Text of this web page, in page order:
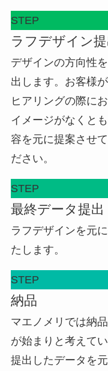
STEP
ラフデザイン提
デザインの方向性
出します。お客様
ヒアリングの際に
イメージがなくと
容を元に提案させ
ださい。
STEP
最終データ提出
ラフデザインを元
たします。
STEP
納品
マエノメリでは納
が始まりと考えてい
提出したデータを